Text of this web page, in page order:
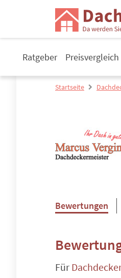
Ratgeber Preisvergleich
Startseite
Bewertungen
Für